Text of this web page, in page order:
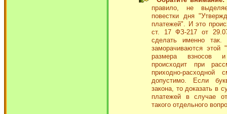
правило, не
повестки дня
платежей". И это
ст. 17 ФЗ-217 от
сделать именно
заморачиваются этой
размера взносов
происходит при
приходно-расходной
допустимо. Если
закона, то доказать в
платежей в случае
такого отдельного